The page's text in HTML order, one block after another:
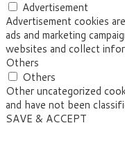
Advertisement
Advertisement cookies
ads and marketing
websites and collect
Others
Others
Other uncategorized
and have not been
SAVE & ACCEPT